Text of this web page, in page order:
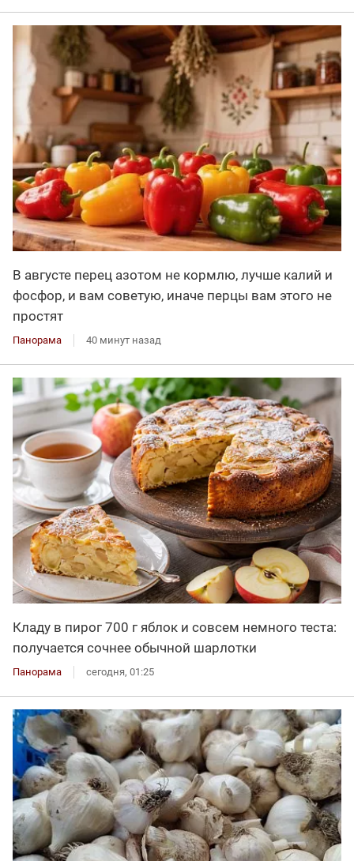
В августе перец азотом не кормлю, лучше калий и
фосфор, и вам советую, иначе перцы вам этого не
простят
Панорама 40 минут назад
Кладу в пирог 700 г яблок и совсем немного теста:
получается сочнее обычной шарлотки
Панорама сегодня, 01:25